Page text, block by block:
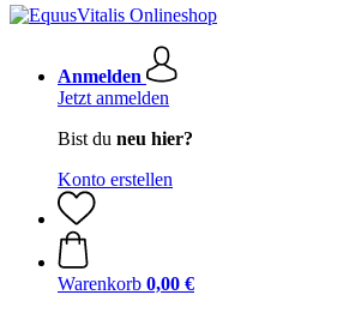
Anmelden
Jetzt anmelden
Bist du neu hier?
Konto erstellen
Warenkorb 0,00 €